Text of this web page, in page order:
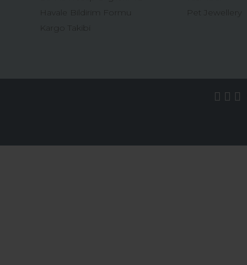
Havale Bildirim Formu
Kargo Takibi
Pet Jewellery